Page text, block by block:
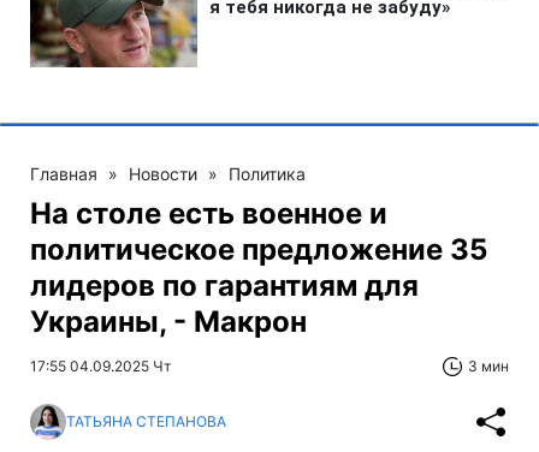
Главная » Новости » Политика
На столе есть военное и
политическое предложение 35
лидеров по гарантиям для
Украины, - Макрон
17:55 04.09.2025 Чт 3 мин
ТАТЬЯНА СТЕПАНОВА